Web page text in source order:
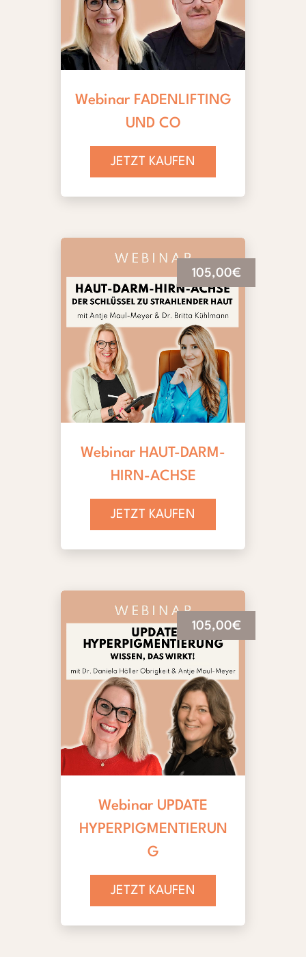
Webinar FADENLIFTING
UND CO
JETZT KAUFEN
105,00€
Webinar HAUT-DARM-
HIRN-ACHSE
JETZT KAUFEN
105,00€
Webinar UPDATE
HYPERPIGMENTIERUN
G
JETZT KAUFEN